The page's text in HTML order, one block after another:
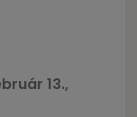
13.,